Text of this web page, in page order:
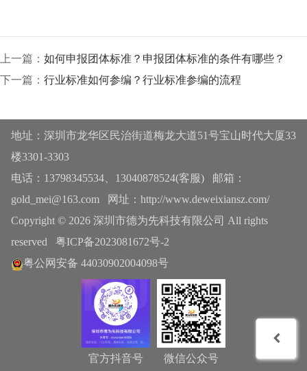
上一篇： 如何申报团体标准？申报团体标准的条件有哪些？
下一篇： 行业标准如何参编？行业标准参编的流程
地址：深圳市龙华区民治街道梅龙大道51号宝山时代大厦33
楼3301-3303
电话：13798345534、13040878524(客服) 邮箱：
gold_mei@163.com 网址：http://www.deweixiansz.com/
Copyright © 2026 深圳市德为先科技有限公司 All rights
reserved 粤ICP备2023081672号-2
粤公网安备 44030902004098号
官方抖音号 微信公众号